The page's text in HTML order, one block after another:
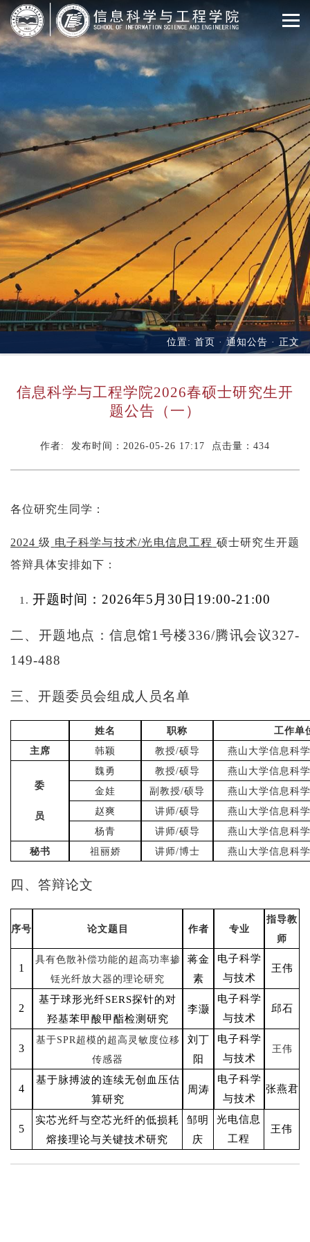
位置: 首页 · 通知公告 · 正文
信息科学与工程学院2026春硕士研究生开
题公告（一）
作者: 发布时间：2026-05-26 17:17 点击量： 434
各位研究生同学：
2024级 电子科学与技术/光电信息工程 硕士研究生开题
答辩具体安排如下：
开题时间： 2026年5 月 30 日 19:00-21:00
二、开题地点：信息馆1号楼336/腾讯会议327-
149-488
三、开题委员会组成人员名单
姓名 职称
工作单
主席
韩颖 教授/硕导 燕山大学信息科
委
员
魏勇 教授/硕导
燕山大学信息科
金娃
副教授/硕导
燕山大学信息科
赵爽
讲师/硕导
燕山大学信息科
杨青
讲师/硕导
燕山大学信息科
秘书
祖丽娇 讲师/博士 燕山大学信息科
四、答辩论文
序号 论文题目 作者 专业
指导教
师
1
具有色散补偿功能的超高功率掺
铥光纤放大器的理论研究
蒋金
素
电子科学
与技术
王伟
2
基于球形光纤SERS探针的对
羟基苯甲酸甲酯检测研究
李灏
电子科学
与技术
邱石
3
基于SPR超模的超高灵敏度位移
传感器
刘丁
阳
电子科学
与技术
王伟
4
基于脉搏波的连续无创血压估
算研究
周涛
电子科学
与技术
张燕君
5
实芯光纤与空芯光纤的低损耗
熔接理论与关键技术研究
邹明
庆
光电信息
工程
王伟